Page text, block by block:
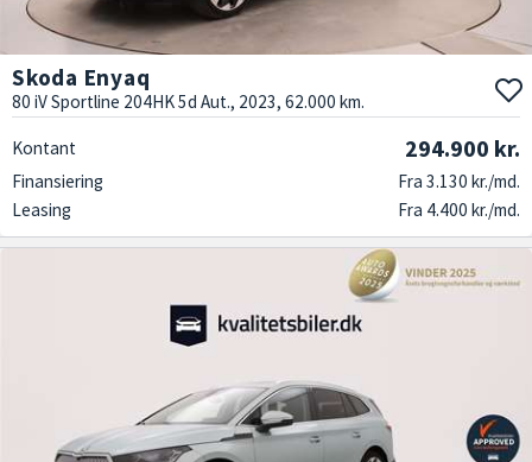
Skoda Enyaq
80 iV Sportline 204HK 5d Aut., 2023, 62.000 km.
Kontant 294.900 kr.
Finansiering
Fra 3.130 kr./md.
Leasing
Fra 4.400 kr./md.